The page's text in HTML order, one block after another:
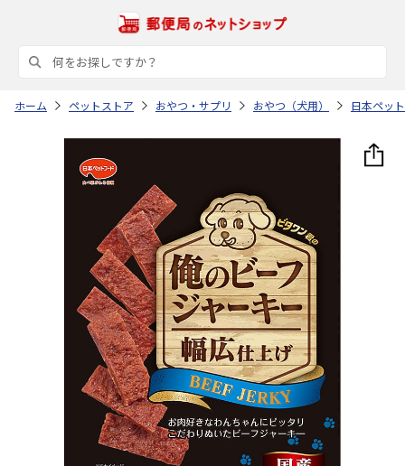
ホーム ペットストア おやつ・サプリ おやつ（犬用） 日本ペッ